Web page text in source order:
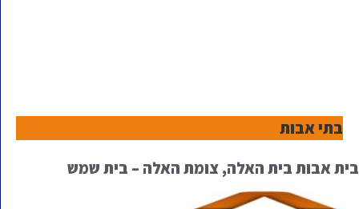
בתי אבות
בית אבות בית האלה, צומת האלה – בית שמש